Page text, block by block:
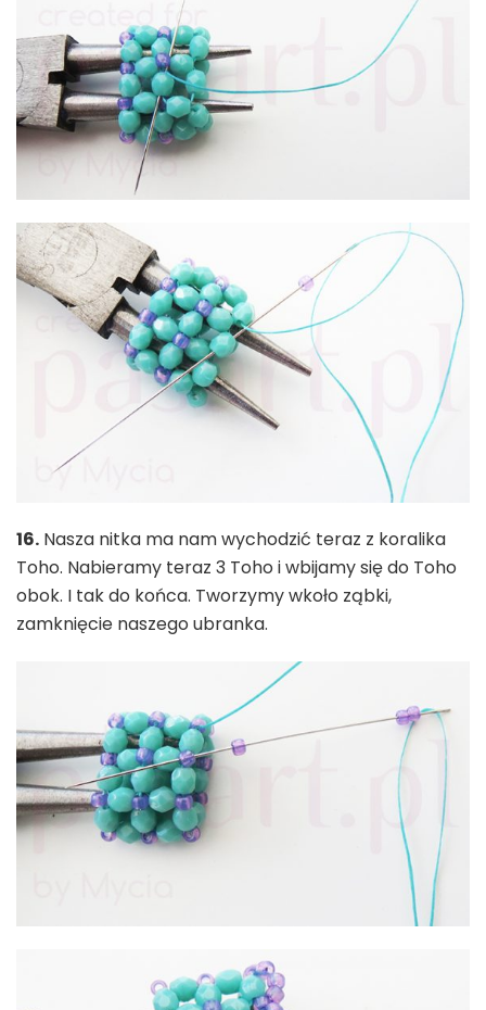
16. Nasza nitka ma nam wychodzić teraz z koralika
Toho. Nabieramy teraz 3 Toho i wbijamy się do Toho
obok. I tak do końca. Tworzymy wkoło ząbki,
zamknięcie naszego ubranka.